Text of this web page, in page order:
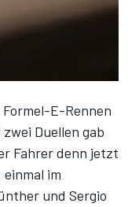
E-Rennen
Duellen gab
Fahrer denn jetzt
im
und Sergio